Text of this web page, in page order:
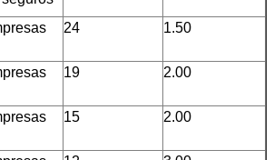
24 1.50
19 2.00
15 2.00